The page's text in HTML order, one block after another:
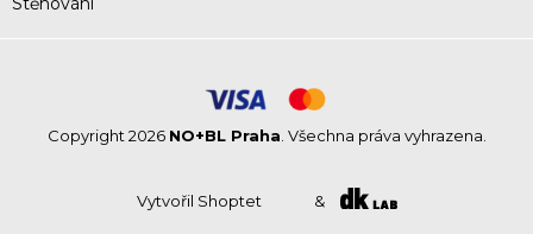
Vytvořil Shoptet &
Copyright 2026 NO+BL Praha. Všechna práva vyhrazena.